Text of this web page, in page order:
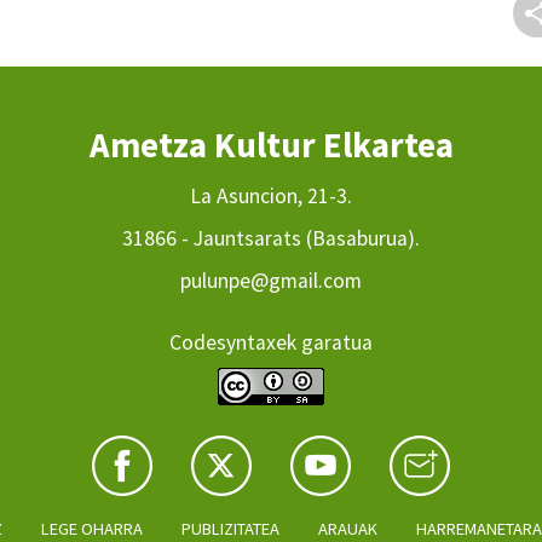
Ametza Kultur Elkartea
La Asuncion, 21-3.
31866 - Jauntsarats (Basaburua).
pulunpe@gmail.com
Codesyntaxek garatua
LEGE OHARRA PUBLIZITATEA ARAUAK